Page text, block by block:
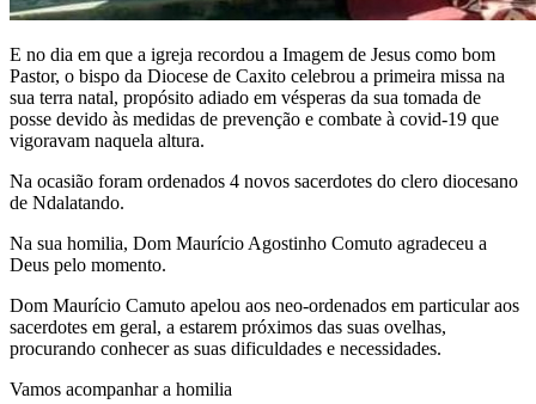
E no dia em que a igreja recordou a Imagem de Jesus como bom
Pastor, o bispo da Diocese de Caxito celebrou a primeira missa na
sua terra natal, propósito adiado em vésperas da sua tomada de
posse devido às medidas de prevenção e combate à covid-19 que
vigoravam naquela altura.
Na ocasião foram ordenados 4 novos sacerdotes do clero diocesano
de Ndalatando.
Na sua homilia, Dom Maurício Agostinho Comuto agradeceu a
Deus pelo momento.
Dom Maurício Camuto apelou aos neo-ordenados em particular aos
sacerdotes em geral, a estarem próximos das suas ovelhas,
procurando conhecer as suas dificuldades e necessidades.
Vamos acompanhar a homilia